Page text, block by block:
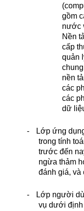
gồm
nước
Nền
cấp
quản
nền
các
các
dữ
-
Lớp ứng
trong tính
trước đến
ngừa thảm
đánh giá, và
-
Lớp người
vụ dưới định